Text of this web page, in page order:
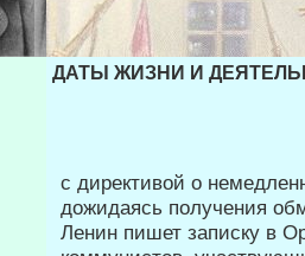
ДАТЫ ЖИЗНИ И
с директивой о
дожидаясь получения
Ленин пишет записку в